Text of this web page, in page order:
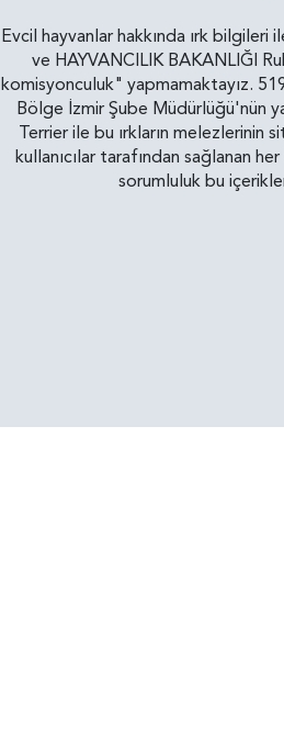
Evcil hayvanlar hakkında ırk bilgileri
ve HAYVANCILIK BAKANLIĞI
komisyonculuk" yapmamaktayız.
Bölge İzmir Şube Müdürlüğü'nün
Terrier ile bu ırkların melezlerinin
kullanıcılar tarafından sağlanan
sorumluluk bu